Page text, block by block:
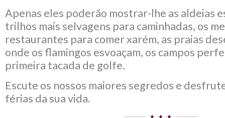
Apenas eles poderão mostrar-lhe as aldeias
trilhos mais selvagens para caminhadas, os
restaurantes para comer xarém, as praias
onde os flamingos esvoaçam, os campos
primeira tacada de golfe.
Escute os nossos maiores segredos e
férias da sua vida.